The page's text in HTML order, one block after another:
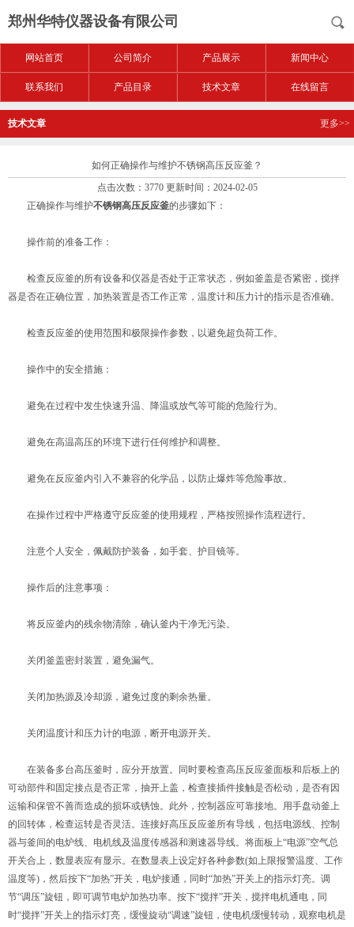
郑州华特仪器设备有限公司
网站首页 公司简介 产品展示 新闻中心
联系我们 产品目录 技术文章 在线留言
技术文章 更多>>
如何正确操作与维护不锈钢高压反应釜？
点击次数：3770 更新时间：2024-02-05
正确操作与维护不锈钢高压反应釜的步骤如下：
操作前的准备工作：
检查反应釜的所有设备和仪器是否处于正常状态，例如釜盖是否紧密，搅拌
器是否在正确位置，加热装置是否工作正常，温度计和压力计的指示是否准确。
检查反应釜的使用范围和极限操作参数，以避免超负荷工作。
操作中的安全措施：
避免在过程中发生快速升温、降温或放气等可能的危险行为。
避免在高温高压的环境下进行任何维护和调整。
避免在反应釜内引入不兼容的化学品，以防止爆炸等危险事故。
在操作过程中严格遵守反应釜的使用规程，严格按照操作流程进行。
注意个人安全，佩戴防护装备，如手套、护目镜等。
操作后的注意事项：
将反应釜内的残余物清除，确认釜内干净无污染。
关闭釜盖密封装置，避免漏气。
关闭加热源及冷却源，避免过度的剩余热量。
关闭温度计和压力计的电源，断开电源开关。
在装备多台高压釜时，应分开放置。同时要检查高压反应釜面板和后板上的
可动部件和固定接点是否正常，抽开上盖，检查接插件接触是否松动，是否有因
运输和保管不善而造成的损坏或锈蚀。此外，控制器应可靠接地。用手盘动釜上
的回转体，检查运转是否灵活。连接好高压反应釜所有导线，包括电源线、控制
器与釜间的电炉线、电机线及温度传感器和测速器导线。将面板上“电源”空气总
开关合上，数显表应有显示。在数显表上设定好各种参数(如上限报警温度、工作
温度等)，然后按下“加热”开关，电炉接通，同时“加热”开关上的指示灯亮。调
节“调压”旋钮，即可调节电炉加热功率。按下“搅拌”开关，搅拌电机通电，同
时“搅拌”开关上的指示灯亮，缓慢旋动“调速”旋钮，使电机缓慢转动，观察电机是